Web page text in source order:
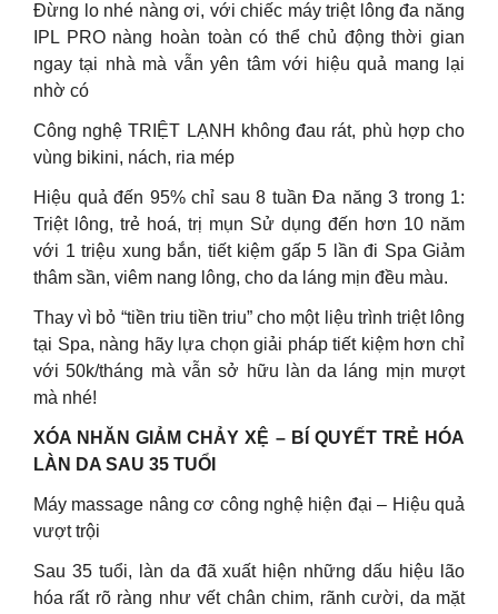
Đừng lo nhé nàng ơi, với chiếc máy triệt lông đa năng
IPL PRO nàng hoàn toàn có thể chủ động thời gian
ngay tại nhà mà vẫn yên tâm với hiệu quả mang lại
nhờ có
Công nghệ TRIỆT LẠNH không đau rát, phù hợp cho
vùng bikini, nách, ria mép
Hiệu quả đến 95% chỉ sau 8 tuần Đa năng 3 trong 1:
Triệt lông, trẻ hoá, trị mụn Sử dụng đến hơn 10 năm
với 1 triệu xung bắn, tiết kiệm gấp 5 lần đi Spa Giảm
thâm sần, viêm nang lông, cho da láng mịn đều màu.
Thay vì bỏ “tiền triu tiền triu” cho một liệu trình triệt lông
tại Spa, nàng hãy lựa chọn giải pháp tiết kiệm hơn chỉ
với 50k/tháng mà vẫn sở hữu làn da láng mịn mượt
mà nhé!
XÓA NHĂN GIẢM CHẢY XỆ – BÍ QUYẾT TRẺ HÓA
LÀN DA SAU 35 TUỔI
Máy massage nâng cơ công nghệ hiện đại – Hiệu quả
vượt trội
Sau 35 tuổi, làn da đã xuất hiện những dấu hiệu lão
hóa rất rõ ràng như vết chân chim, rãnh cười, da mặt